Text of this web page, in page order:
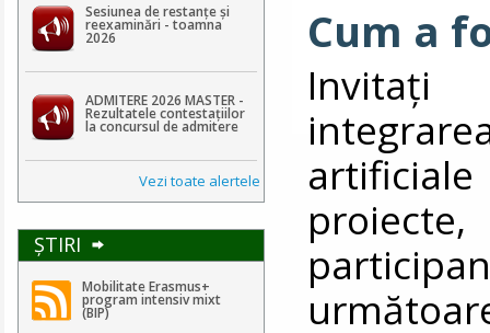
Sesiunea de restanțe și
reexaminări - toamna
2026
ADMITERE 2026 MASTER -
Rezultatele contestaţiilor
la concursul de admitere
Vezi toate alertele
ŞTIRI
Mobilitate Erasmus+
program intensiv mixt
(BIP)
Cum a
Invitați